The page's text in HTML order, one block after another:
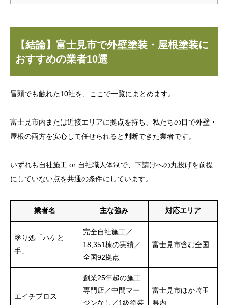
【結論】富士見市で外壁塗装・屋根塗装に
おすすめの業者10選
冒頭でも触れた10社を、ここで一覧にまとめます。
富士見市内または近接エリアに拠点を持ち、私たちの目で外壁・
屋根の両方を安心して任せられると判断できた業者です。
いずれも自社施工 or 自社職人体制で、下請けへの丸投げを前提
にしていない点を共通の条件にしています。
業者名 主な強み 対応エリア
塗り処「ハケと
手」
完全自社施工／
18,351棟の実績／
全国92拠点
富士見市含む全国
エイチプロス
創業25年超の施工
専門店／中間マー
ジンなし／1級塗装
富士見市ほか埼玉
県内